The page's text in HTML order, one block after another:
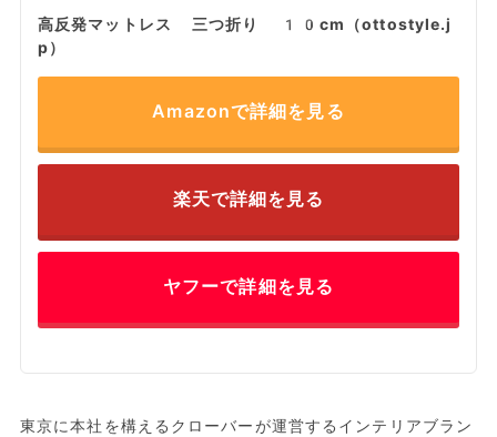
高反発マットレス 三つ折り 10cm（ottostyle.j
p）
Amazonで詳細を見る
楽天で詳細を見る
ヤフーで詳細を見る
東京に本社を構えるクローバーが運営するインテリアブラン